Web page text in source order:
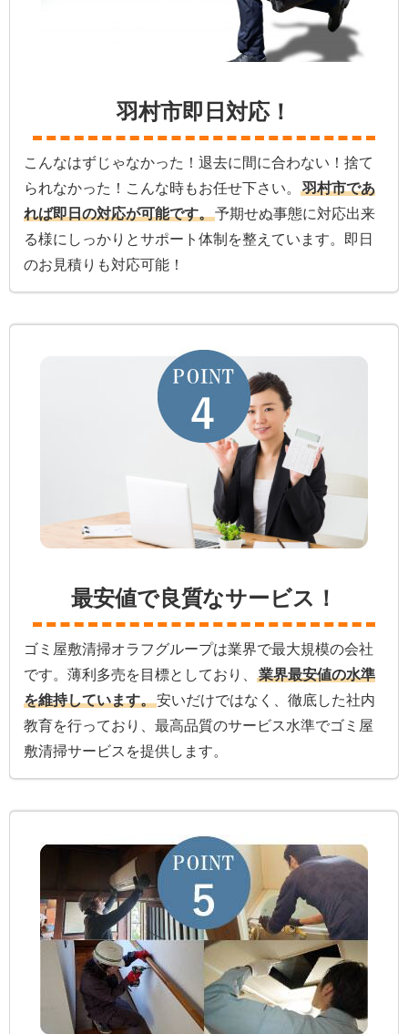
羽村市即日対応！
こんなはずじゃなかった！退去に間に合わない！捨て
られなかった！こんな時もお任せ下さい。
羽村市であ
れば即日の対応が可能です。予期せぬ事態に対応出来
る様にしっかりとサポート体制を整えています。即日
のお見積りも対応可能！
最安値で良質なサービス！
ゴミ屋敷清掃オラフグループは業界で最大規模の会社
です。薄利多売を目標としており、
業界最安値の水準
を維持しています。安いだけではなく、徹底した社内
教育を行っており、最高品質のサービス水準でゴミ屋
敷清掃サービスを提供します。